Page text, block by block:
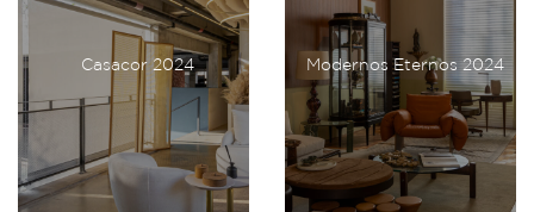
Casacor 2024 Modernos Eternos 2024